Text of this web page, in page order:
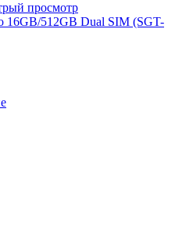
просмотр
16GB/512GB Dual SIM (SGT-